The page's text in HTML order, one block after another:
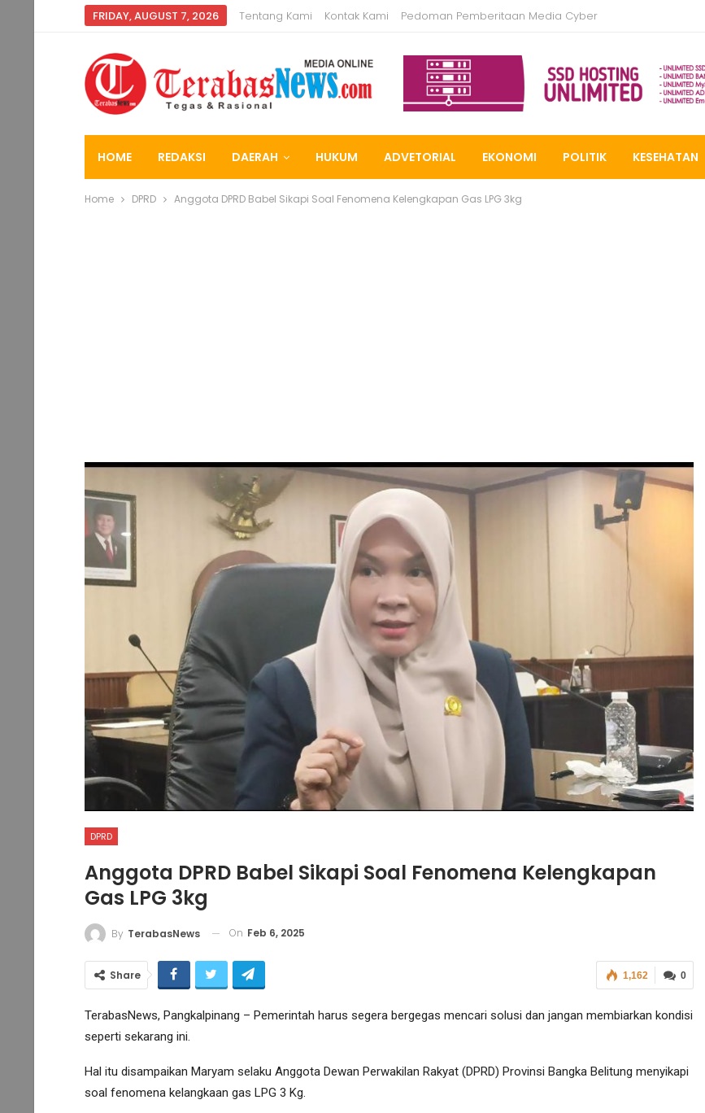
FRIDAY, AUGUST 7, 2026 Tentang Kami Kontak Kami Pedoman Pemberitaan Media Cyber
HOME REDAKSI DAERAH HUKUM ADVETORIAL EKONOMI POLITIK KESEHATAN
Home DPRD Anggota DPRD Babel Sikapi Soal Fenomena Kelengkapan Gas LPG 3kg
DPRD
Anggota DPRD Babel Sikapi Soal Fenomena Kelengkapan
Gas LPG 3kg
By TerabasNews On Feb 6, 2025
0
1,162
Share
TerabasNews, Pangkalpinang – Pemerintah harus segera bergegas mencari solusi dan jangan membiarkan kondisi
seperti sekarang ini.
Hal itu disampaikan Maryam selaku Anggota Dewan Perwakilan Rakyat (DPRD) Provinsi Bangka Belitung menyikapi
soal fenomena kelangkaan gas LPG 3 Kg.